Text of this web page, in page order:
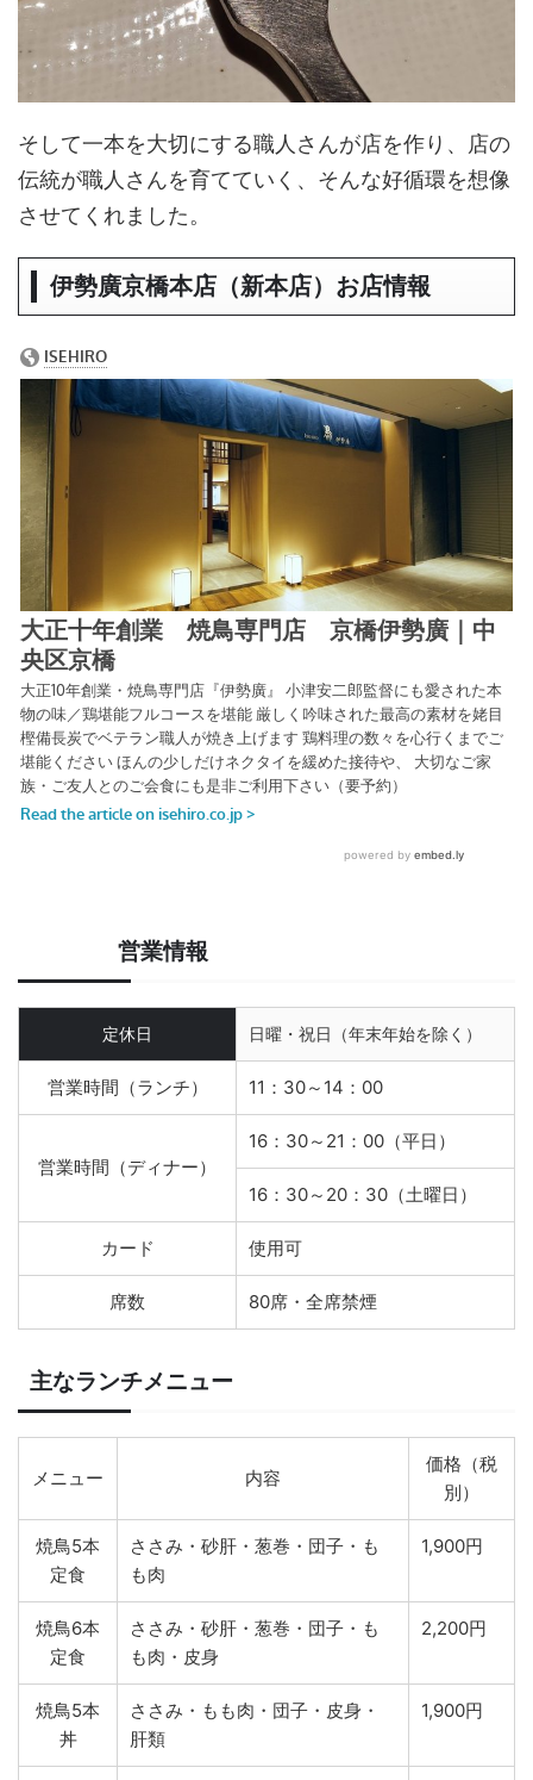
そして一本を大切にする職人さんが店を作り、店の
伝統が職人さんを育てていく、そんな好循環を想像
させてくれました。
伊勢廣京橋本店（新本店）お店情報
営業情報
定休日 日曜・祝日（年末年始を除く）
営業時間（ランチ） 11：30～14：00
営業時間（ディナー）
16：30～21：00（平日）
16：30～20：30（土曜日）
カード 使用可
席数 80席・全席禁煙
主なランチメニュー
メニュー 内容
価格（税
別）
焼鳥5本
定食
ささみ・砂肝・葱巻・団子・も
も肉
1,900円
焼鳥6本
定食
ささみ・砂肝・葱巻・団子・も
も肉・皮身
2,200円
焼鳥5本
丼
ささみ・もも肉・団子・皮身・
肝類
1,900円